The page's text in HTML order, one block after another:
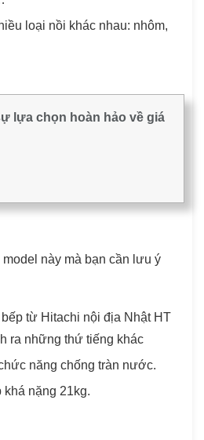
loại nồi khác nhau: nhôm,
lựa chọn hoàn hảo về giá
này mà bạn cần lưu ý
từ Hitachi nội địa Nhật HT
ra những thứ tiếng khác
năng chống tràn nước.
nặng 21kg.